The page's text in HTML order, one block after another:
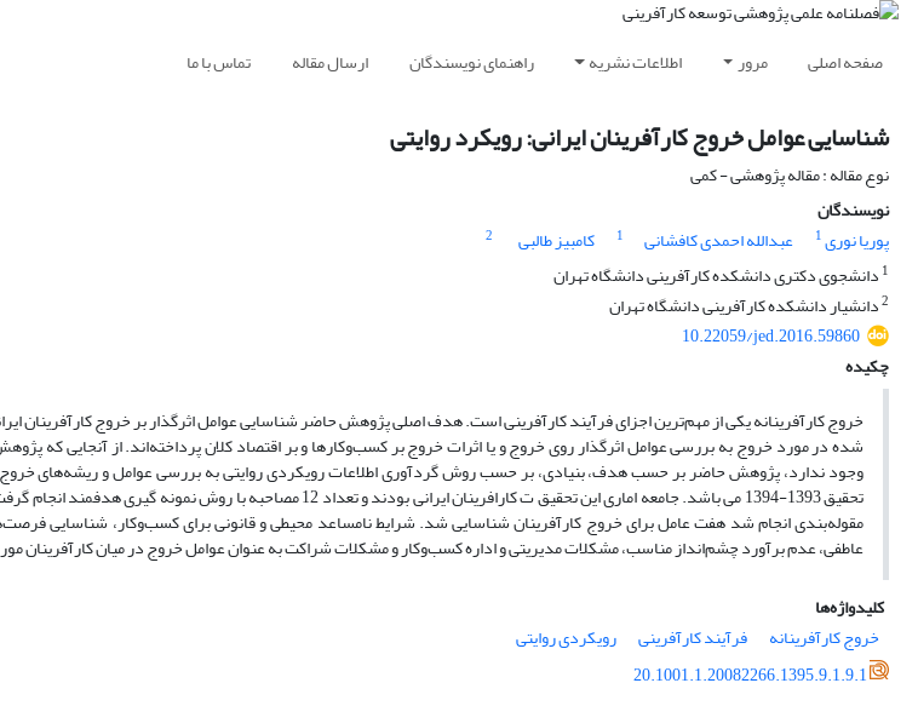
صفحه اصلی مرور اطلاعات نشریه راهنمای نویسندگان ارسال مقاله تماس با ما
شناسایی عوامل خروج کارآفرینان ایرانی: رویکرد روایتی
نوع مقاله : مقاله پژوهشی - کمی
نویسندگان
پوریا نوری1 عبدالله احمدی کافشانی 1 کامبیز طالبی
2
1 دانشجوی دکتری دانشکده کارآفرینی دانشگاه تهران
2دانشیار دانشکده کارآفرینی دانشگاه تهران
10.22059/jed.2016.59860
چکیده
خروج کارآفرینانه یکی از مهم‌ترین اجزای فرآیند کارآفرینی است. هدف اصلی پژوهش حاضر شناسایی عوامل اثرگذار بر خروج کارآفرینان
شده در مورد خروج به بررسی عوامل اثرگذار روی خروج و یا اثرات خروج بر کسب‌وکارها و بر اقتصاد کلان پرداخته‌اند. از آنجایی که
وجود ندارد، پژوهش حاضر بر حسب هدف، بنیادی، بر حسب روش گردآوری اطلاعات رویکردی روایتی به بررسی عوامل و ریشه‌های خروج
تحقیق 1393-1394 می باشد. جامعه اماری این تحقیق ت کارافرینان ایرانی بودند و تعداد 12
مقوله‌بندی انجام شد هفت عامل برای خروج کارآفرینان شناسایی شد. شرایط نامساعد محیطی و قانونی برای کسب‌وکار، شناسایی
عاطفی، عدم برآورد چشم‌انداز مناسب، مشکلات مدیریتی و اداره کسب‌وکار و مشکلات شراکت به عنوان عوامل خروج در میان کارآفرینان
کلیدواژه‌ها
خروج کارآفرینانه
فرآیند کارآفرینی
رویکردی روایتی
20.1001.1.20082266.1395.9.1.9.1